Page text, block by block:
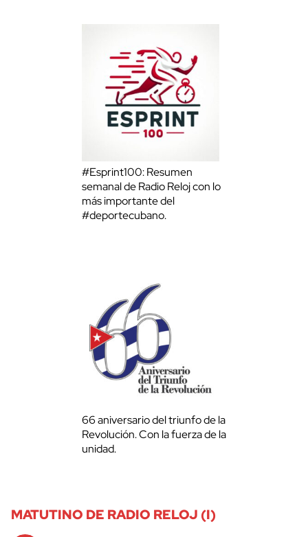
#Esprint100: Resumen
semanal de Radio Reloj con lo
más importante del
#deportecubano.
66 aniversario del triunfo de la
Revolución. Con la fuerza de la
unidad.
MATUTINO DE RADIO RELOJ (I)